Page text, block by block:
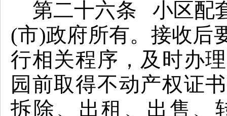
第二十六条 小区配
(市)政府所有。接收后
行相关程序，及时办
园前取得不动产权证书
拆除、出租、出售、